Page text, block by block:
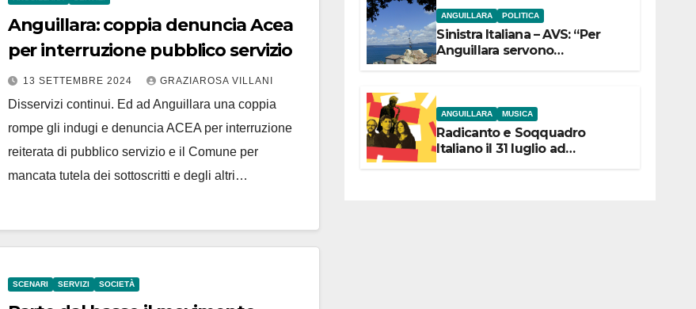
Anguillara: coppia denuncia Acea
per interruzione pubblico servizio
13 SETTEMBRE 2024 GRAZIAROSA VILLANI
Disservizi continui. Ed ad Anguillara una coppia
rompe gli indugi e denuncia ACEA per interruzione
reiterata di pubblico servizio e il Comune per
mancata tutela dei sottoscritti e degli altri…
SCENARI SERVIZI SOCIETÀ
ANGUILLARA POLITICA
Sinistra Italiana – AVS: “Per
Anguillara servono
ANGUILLARA MUSICA
Radicanto e Soqquadro
Italiano il 31 luglio ad